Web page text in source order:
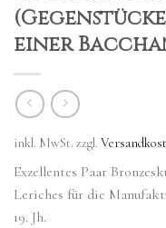
einer
inkl. MwSt. zzgl.
Exzellentes Paar
Leriches für die
19. Jh.